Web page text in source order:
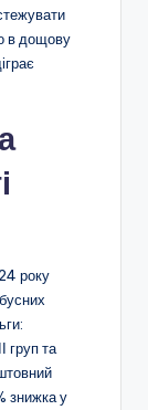
в дощову
року
груп та
знижка у